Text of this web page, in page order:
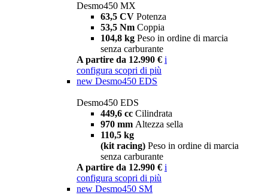
Desmo450 MX
63,5 CV Potenza
53,5 Nm Coppia
104,8 kg Peso in ordine di marcia
senza carburante
A partire da 12.990 € i
configura scopri di più
new Desmo450 EDS
Desmo450 EDS
449,6 cc Cilindrata
970 mm Altezza sella
110,5 kg
(kit racing) Peso in ordine di marcia
senza carburante
A partire da 12.990 € i
configura scopri di più
new Desmo450 SM